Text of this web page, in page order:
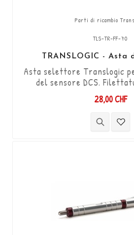
Parti di ricambio
TLS-TR-FF-70
TRANSLOGIC - Asta
Asta selettore Translogic
del sensore DCS. Filettatura femmina-
femmina M6 /
filettatura destrorsa /
(accorciabile a
28,00 CHF